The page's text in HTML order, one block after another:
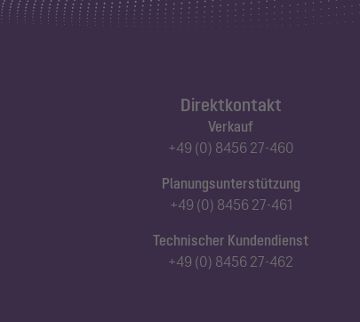
Direktkontakt
Verkauf
+49 (0) 8456 27-460
Planungsunterstützung
+49 (0) 8456 27-461
Technischer Kundendienst
+49 (0) 8456 27-462